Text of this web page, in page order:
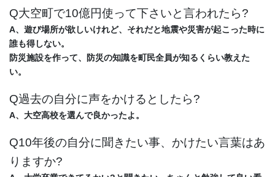
Q大空町で10億円使って下さいと言われたら?
A、遊び場所が欲しいけれど、それだと地震や災害が起こった時に
誰も得しない。
防災施設を作って、防災の知識を町民全員が知るくらい教えた
い。
Q過去の自分に声をかけるとしたら?
A、大空高校を選んで良かったよ。
Q10年後の自分に聞きたい事、かけたい言葉はあ
りますか?